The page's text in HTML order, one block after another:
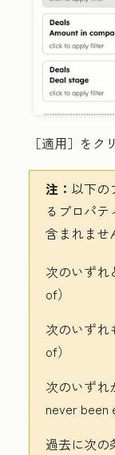
［適用］ をク
注： 以下の
るプロパテ
含まれませ
次のいずれ
of）
次のいずれ
of）
次のいずれ
never been
過去に次の